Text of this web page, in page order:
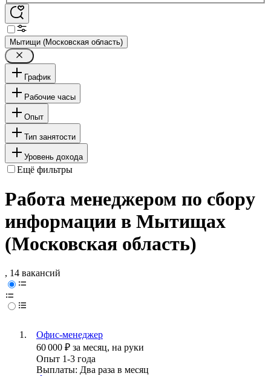
Мытищи (Московская область)
График
Рабочие часы
Опыт
Тип занятости
Уровень дохода
Ещё фильтры
Работа менеджером по сбору
информации в Мытищах
(Московская область)
, 14 вакансий
Офис-менеджер
60 000 ₽ за месяц, на руки
Опыт 1-3 года
Выплаты: Два раза в месяц